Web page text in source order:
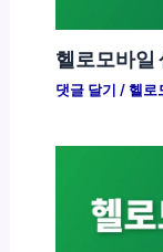
헬로모바일
댓글 달기 / 헬로